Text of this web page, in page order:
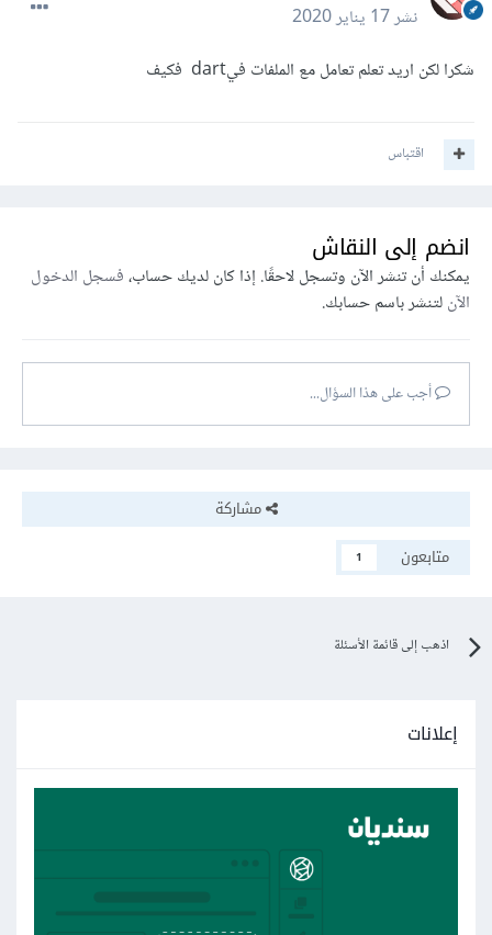
نشر17 يناير 2020
شكرا لكن اريد تعلم تعامل مع الملفات فيdart فكيف
اقتباس
انضم إلى النقاش
يمكنك أن تنشر الآن وتسجل لاحقًا. إذا كان لديك حساب،فسجل الدخول
الآنلتنشر باسم حسابك.
أجب على هذا السؤال...
مشاركة
متابعون
1
اذهب إلى قائمة الأسئلة
إعلانات